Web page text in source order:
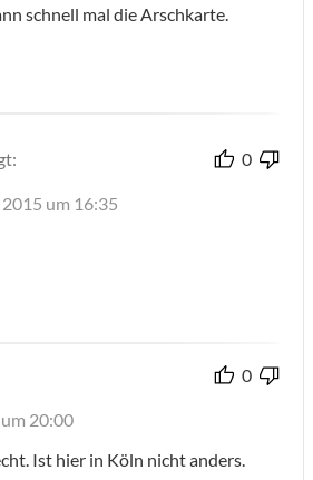
schnell mal die Arschkarte.
0
um 16:35
0
20:00
Ist hier in Köln nicht anders.